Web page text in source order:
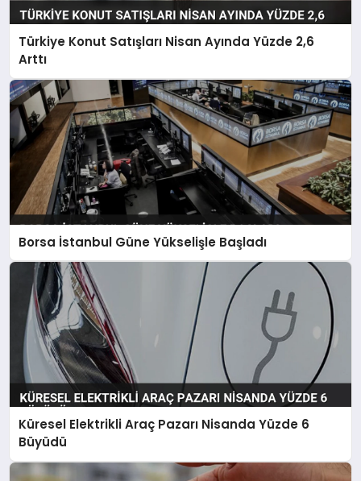
Türkiye Konut Satışları Nisan Ayında Yüzde 2,6
Arttı
Borsa İstanbul Güne Yükselişle Başladı
Küresel Elektrikli Araç Pazarı Nisanda Yüzde 6
Büyüdü